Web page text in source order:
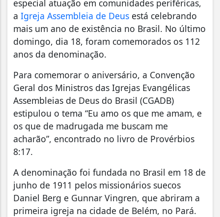
especial atuação em comunidades periféricas,
a Igreja Assembleia de Deus está celebrando
mais um ano de existência no Brasil. No último
domingo, dia 18, foram comemorados os 112
anos da denominação.
Para comemorar o aniversário, a Convenção
Geral dos Ministros das Igrejas Evangélicas
Assembleias de Deus do Brasil (CGADB)
estipulou o tema “Eu amo os que me amam, e
os que de madrugada me buscam me
acharão”, encontrado no livro de Provérbios
8:17.
A denominação foi fundada no Brasil em 18 de
junho de 1911 pelos missionários suecos
Daniel Berg e Gunnar Vingren, que abriram a
primeira igreja na cidade de Belém, no Pará.